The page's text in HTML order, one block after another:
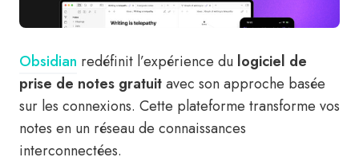
Obsidian redéfinit l’expérience du logiciel de
prise de notes gratuitavec son approche basée
sur les connexions. Cette plateforme transforme vos
notes en un réseau de connaissances
interconnectées.